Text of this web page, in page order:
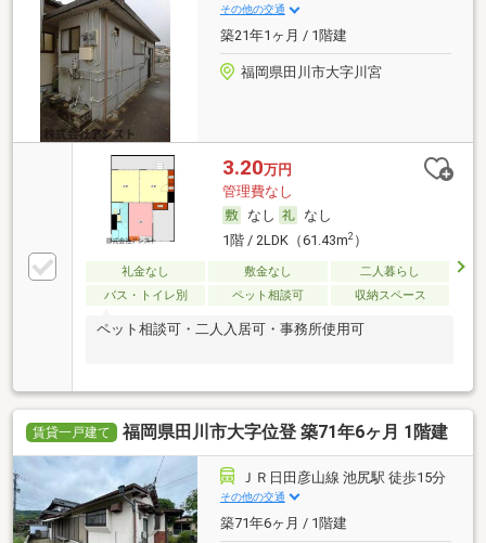
その他の交通
築21年1ヶ月 / 1階建
福岡県田川市大字川宮
3.20万円
管理費なし
なし
なし
1階 / 2LDK（61.43m2）
礼金なし 敷金なし
二人暮らし
バス・トイレ別
ペット相談可 収納スペース
ペット相談可・二人入居可・事務所使用可
賃貸一戸建て 福岡県田川市大字位登 築71年6ヶ月 1階建
ＪＲ日田彦山線 池尻駅 徒歩15分
その他の交通
築71年6ヶ月 / 1階建